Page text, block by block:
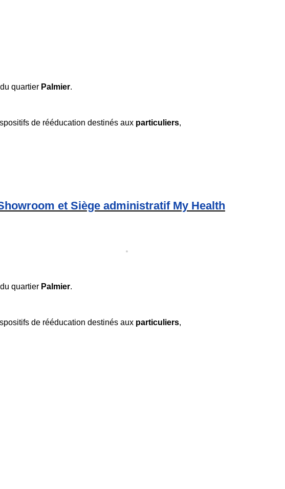
quartier Palmier.
de rééducation destinés aux particuliers,
et Siège administratif My Health
quartier Palmier.
de rééducation destinés aux particuliers,